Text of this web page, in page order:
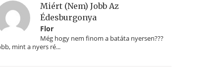
Miért (nem) Jobb Az
Édesburgonya
Flor
Még hogy nem finom a batáta nyersen???
mint a nyers ré...